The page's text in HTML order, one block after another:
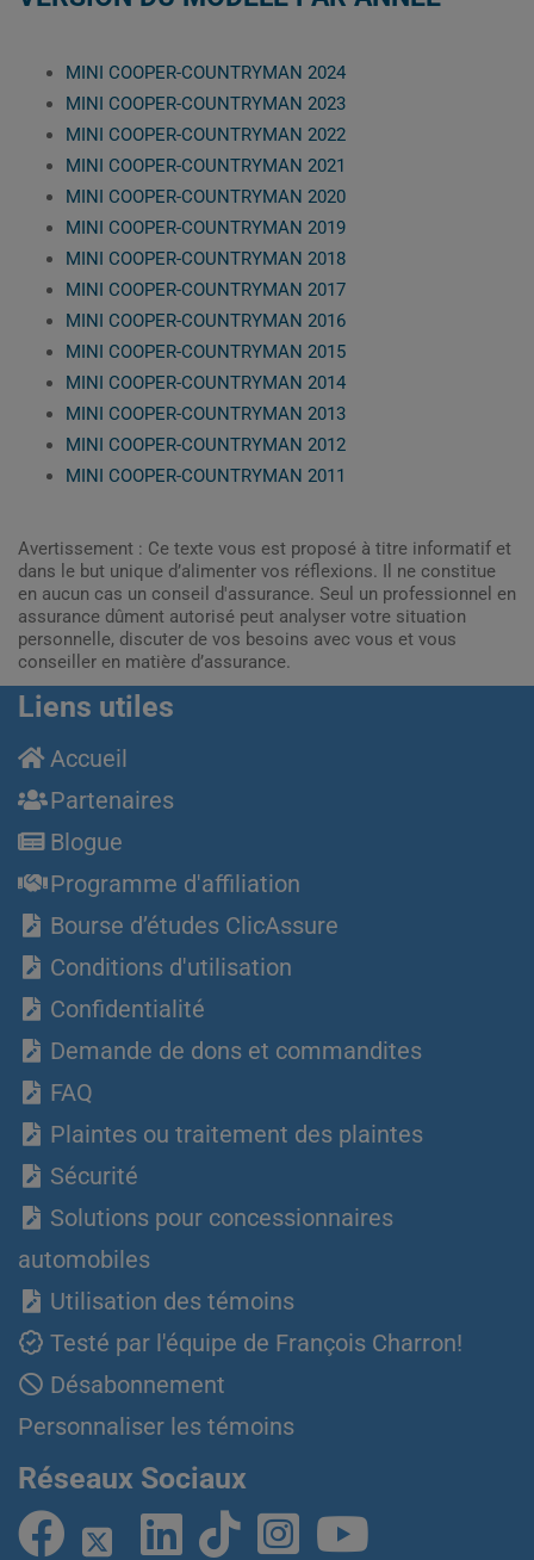
MINI COOPER-COUNTRYMAN 2024
MINI COOPER-COUNTRYMAN 2023
MINI COOPER-COUNTRYMAN 2022
MINI COOPER-COUNTRYMAN 2021
MINI COOPER-COUNTRYMAN 2020
MINI COOPER-COUNTRYMAN 2019
MINI COOPER-COUNTRYMAN 2018
MINI COOPER-COUNTRYMAN 2017
MINI COOPER-COUNTRYMAN 2016
MINI COOPER-COUNTRYMAN 2015
MINI COOPER-COUNTRYMAN 2014
MINI COOPER-COUNTRYMAN 2013
MINI COOPER-COUNTRYMAN 2012
MINI COOPER-COUNTRYMAN 2011
Avertissement : Ce texte vous est proposé à titre informatif et
dans le but unique d’alimenter vos réflexions. Il ne constitue
en aucun cas un conseil d'assurance. Seul un professionnel en
assurance dûment autorisé peut analyser votre situation
personnelle, discuter de vos besoins avec vous et vous
conseiller en matière d’assurance.
Liens utiles
Accueil
Partenaires
Blogue
Programme d'affiliation
Bourse d’études ClicAssure
Conditions d'utilisation
Confidentialité
Demande de dons et commandites
FAQ
Plaintes ou traitement des plaintes
Sécurité
Solutions pour concessionnaires
automobiles
Utilisation des témoins
Testé par l'équipe de François Charron!
Désabonnement
Personnaliser les témoins
Réseaux Sociaux